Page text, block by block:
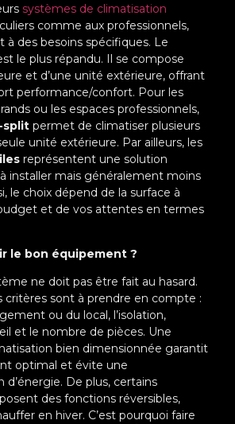
systèmes de climatisation
comme aux professionnels,
à des besoins spécifiques. Le
le plus répandu. Il se compose
et d’une unité extérieure, offrant
performance/confort. Pour les
ou les espaces professionnels,
split permet de climatiser plusieurs
unité extérieure. Par ailleurs, les
représentent une solution
installer mais généralement moins
le choix dépend de la surface à
et de vos attentes en termes
le bon équipement ?
ne doit pas être fait au hasard.
critères sont à prendre en compte :
ou du local, l’isolation,
et le nombre de pièces. Une
bien dimensionnée garantit
optimal et évite une
De plus, certains
des fonctions réversibles,
en hiver. C’est pourquoi faire